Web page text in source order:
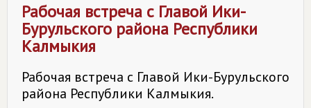
Рабочая встреча с Главой Ики-
Бурульского района Республики
Калмыкия
Рабочая встреча с Главой Ики-Бурульского
района Республики Калмыкия.